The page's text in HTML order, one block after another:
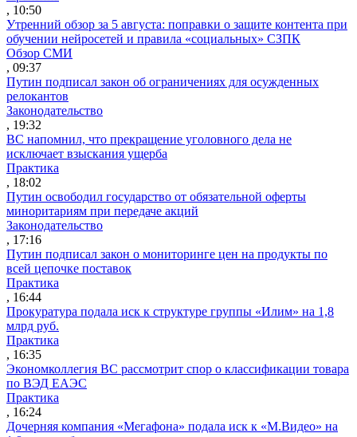
, 10:50
Утренний обзор за 5 августа: поправки о защите контента при
обучении нейросетей и правила «социальных» СЗПК
Обзор СМИ
, 09:37
Путин подписал закон об ограничениях для осужденных
релокантов
Законодательство
, 19:32
ВС напомнил, что прекращение уголовного дела не
исключает взыскания ущерба
Практика
, 18:02
Путин освободил государство от обязательной оферты
миноритариям при передаче акций
Законодательство
, 17:16
Путин подписал закон о мониторинге цен на продукты по
всей цепочке поставок
Практика
, 16:44
Прокуратура подала иск к структуре группы «Илим» на 1,8
млрд руб.
Практика
, 16:35
Экономколлегия ВС рассмотрит спор о классификации товара
по ВЭД ЕАЭС
Практика
, 16:24
Дочерняя компания «Мегафона» подала иск к «М.Видео» на